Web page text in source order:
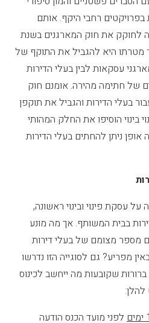
רחבי היקף. אותם
לחוקק את חוק המארגנים בשנת
מטרתו היא להגביל את התוקף של
עסקאות לבין בעלי הדירות
של חתימה מהירה. אומנם חוק
בעלי הדירות והגביל את תוקפן
בינוי הוסיפו את החלק המהותי
ניתן להחתים בעלי הדירות
עסקת פינוי ובינוי ראשונה,
בבית המשותף. אך מה מונע
מספר מצומם של בעלי דירות
מפריע? גם לסוגייה הזו נדרשו
שקובעות מה ייחשב לכינוס
להלן:
לפני מועד הכנס הודעה